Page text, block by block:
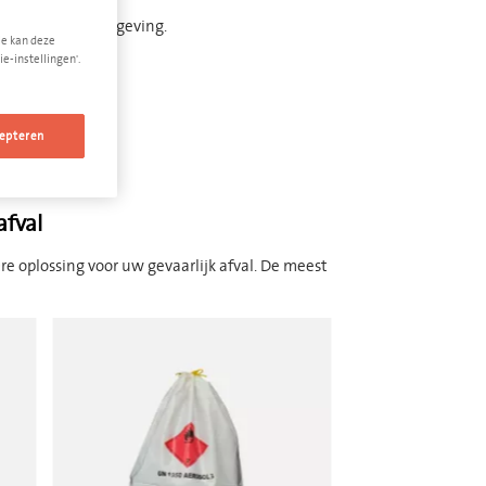
de sorteerwetgeving.
oplossing voor uw gevaarlijk afval. De meest
kan deze
instellingen'.